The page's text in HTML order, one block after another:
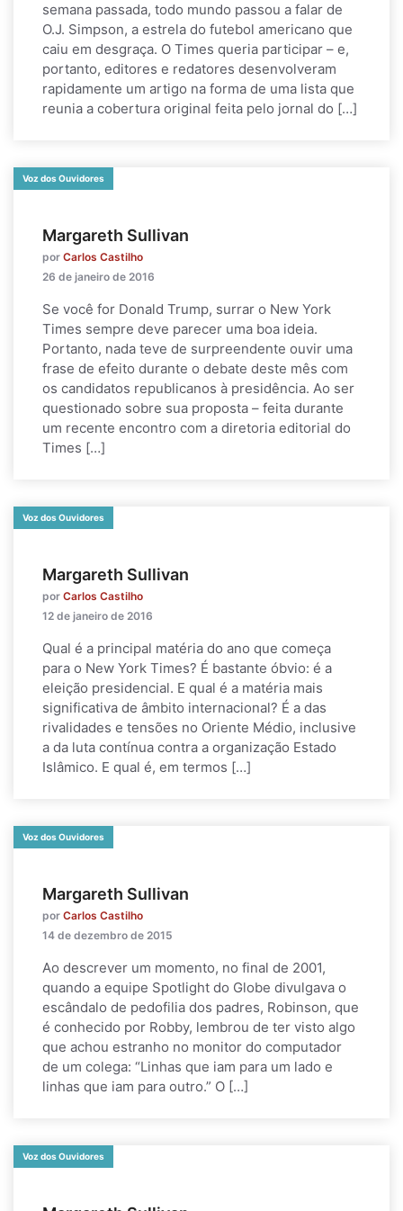
semana passada, todo mundo passou a falar de
O.J. Simpson, a estrela do futebol americano que
caiu em desgraça. O Times queria participar – e,
portanto, editores e redatores desenvolveram
rapidamente um artigo na forma de uma lista que
reunia a cobertura original feita pelo jornal do […]
Voz dos Ouvidores
Margareth Sullivan
por Carlos Castilho
26 de janeiro de 2016
Se você for Donald Trump, surrar o New York
Times sempre deve parecer uma boa ideia.
Portanto, nada teve de surpreendente ouvir uma
frase de efeito durante o debate deste mês com
os candidatos republicanos à presidência. Ao ser
questionado sobre sua proposta – feita durante
um recente encontro com a diretoria editorial do
Times […]
Voz dos Ouvidores
Margareth Sullivan
por Carlos Castilho
12 de janeiro de 2016
Qual é a principal matéria do ano que começa
para o New York Times? É bastante óbvio: é a
eleição presidencial. E qual é a matéria mais
significativa de âmbito internacional? É a das
rivalidades e tensões no Oriente Médio, inclusive
a da luta contínua contra a organização Estado
Islâmico. E qual é, em termos […]
Voz dos Ouvidores
Margareth Sullivan
por Carlos Castilho
14 de dezembro de 2015
Ao descrever um momento, no final de 2001,
quando a equipe Spotlight do Globe divulgava o
escândalo de pedofilia dos padres, Robinson, que
é conhecido por Robby, lembrou de ter visto algo
que achou estranho no monitor do computador
de um colega: “Linhas que iam para um lado e
linhas que iam para outro.” O […]
Voz dos Ouvidores